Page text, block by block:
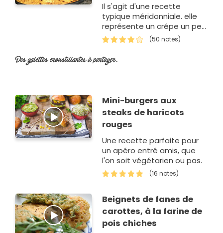
Il s'agit d'une recette
typique méridonniale. elle
représente un crêpe un peu
épaisse servie pour l'apéritif
ou bien comme plat d'…
(50 notes)
Des galettes croustillantes à partager.
Mini-burgers aux
steaks de haricots
rouges
Une recette parfaite pour
un apéro entré amis, que
l'on soit végétarien ou pas.
(16 notes)
Beignets de fanes de
carottes, à la farine de
pois chiches